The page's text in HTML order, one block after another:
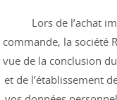
Lors de l’achat
commande, la société
vue de la conclusion
et de l’établissement